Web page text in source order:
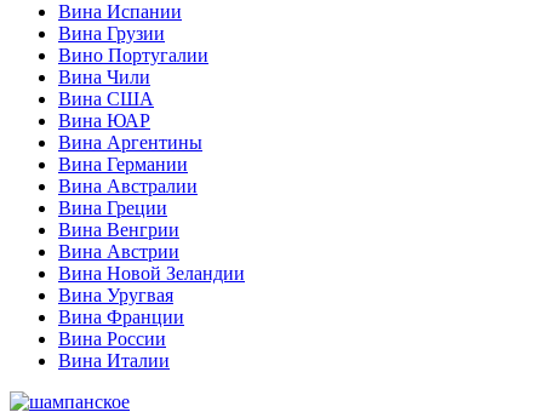
Вина Испании
Вина Грузии
Вино Португалии
Вина Чили
Вина США
Вина ЮАР
Вина Аргентины
Вина Германии
Вина Австралии
Вина Греции
Вина Венгрии
Вина Австрии
Вина Новой Зеландии
Вина Уругвая
Вина Франции
Вина России
Вина Италии